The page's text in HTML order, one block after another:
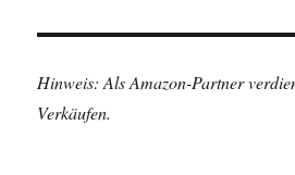
Hinweis: Als Amazon-Partner
Verkäufen.